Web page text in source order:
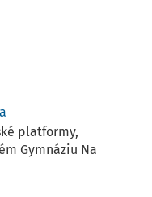
platformy,
Gymnáziu Na